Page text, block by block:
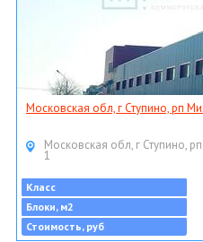
Московская обл, г Ступино, рп
Московская обл, г Ступино,
1
Класс
Блоки, м2
Стоимость, руб